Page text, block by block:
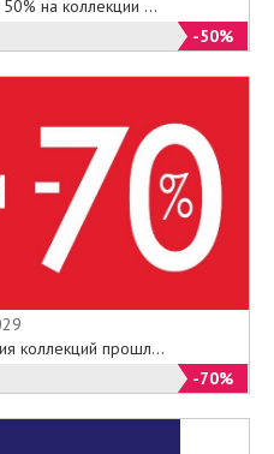
на коллекции ...
-50%
коллекций прошл...
-70%